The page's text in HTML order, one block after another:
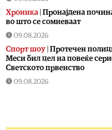
Хроника Пронајдена
во што се сомневаат
09.08.2026
Спорт шоу Протечен
Меси бил цел на повеќе
Светското првенство
09.08.2026